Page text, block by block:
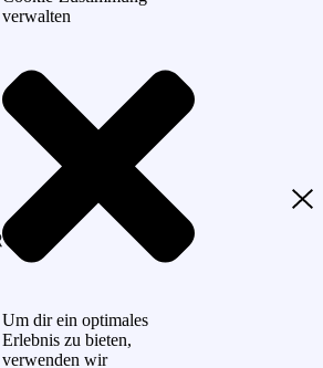
verwalten
Um dir ein optimales
Erlebnis zu bieten,
verwenden wir